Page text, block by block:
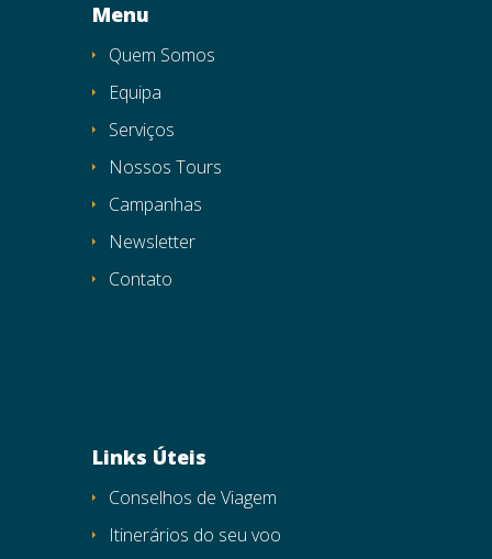
Menu
Quem Somos
Equipa
Serviços
Nossos Tours
Campanhas
Newsletter
Contato
Links Úteis
Conselhos de Viagem
Itinerários do seu voo